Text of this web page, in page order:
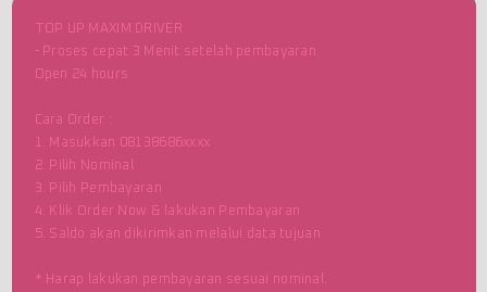
TOP UP MAXIM DRIVER
- Proses cepat 3 Menit setelah pembayaran
Open 24 hours
Cara Order :
1. Masukkan 08138686xxxx
2. Pilih Nominal
3. Pilih Pembayaran
4. Klik Order Now & lakukan Pembayaran
5. Saldo akan dikirimkan melalui data tujuan
* Harap lakukan pembayaran sesuai nominal.